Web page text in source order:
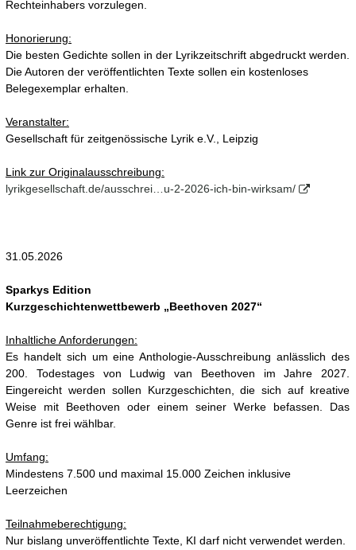
Rechteinhabers vorzulegen.
Honorierung:
Die besten Gedichte sollen in der Lyrikzeitschrift abgedruckt werden.
Die Autoren der veröffentlichten Texte sollen ein kostenloses
Belegexemplar erhalten.
Veranstalter:
Gesellschaft für zeitgenössische Lyrik e.V., Leipzig
Link zur Originalausschreibung:
lyrikgesellschaft.de/ausschrei…u-2-2026-ich-bin-wirksam/
31.05.2026
Sparkys Edition
Kurzgeschichtenwettbewerb „Beethoven 2027“
Inhaltliche Anforderungen:
Es handelt sich um eine Anthologie-Ausschreibung anlässlich des
200. Todestages von Ludwig van Beethoven im Jahre 2027.
Eingereicht werden sollen Kurzgeschichten, die sich auf kreative
Weise mit Beethoven oder einem seiner Werke befassen. Das
Genre ist frei wählbar.
Umfang:
Mindestens 7.500 und maximal 15.000 Zeichen inklusive
Leerzeichen
Teilnahmeberechtigung:
Nur bislang unveröffentlichte Texte, KI darf nicht verwendet werden.